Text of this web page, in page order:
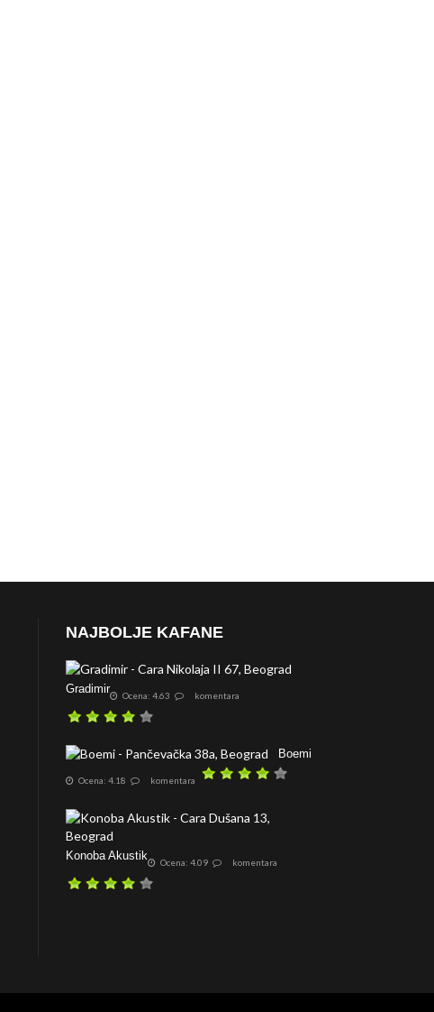
NAJBOLJE KAFANE
Gradimir Ocena: 4.63 komentara
Boemi
Ocena: 4.18 komentara
Konoba Akustik Ocena: 4.09 komentara